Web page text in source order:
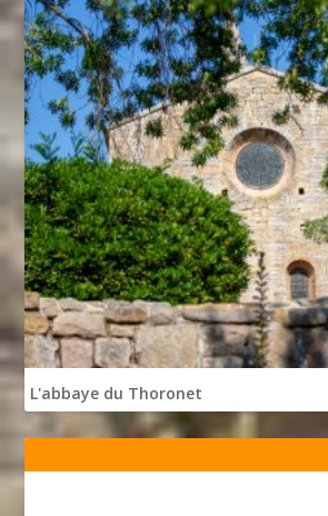
L'abbaye du Thoronet